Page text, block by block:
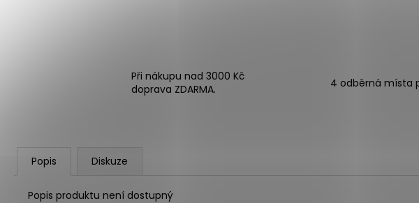
Při nákupu nad 3000 Kč
doprava ZDARMA.
4 odběrná místa
Popis Diskuze
Popis produktu není dostupný